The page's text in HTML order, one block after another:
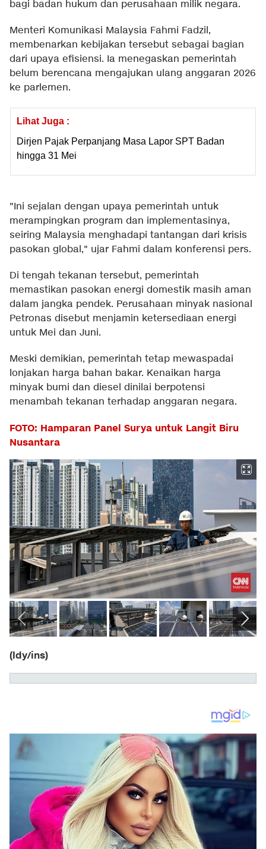
bagi badan hukum dan perusahaan milik negara.
Menteri Komunikasi Malaysia Fahmi Fadzil,
membenarkan kebijakan tersebut sebagai bagian
dari upaya efisiensi. Ia menegaskan pemerintah
belum berencana mengajukan ulang anggaran 2026
ke parlemen.
Lihat Juga :
Dirjen Pajak Perpanjang Masa Lapor SPT Badan
hingga 31 Mei
"Ini sejalan dengan upaya pemerintah untuk
merampingkan program dan implementasinya,
seiring Malaysia menghadapi tantangan dari krisis
pasokan global," ujar Fahmi dalam konferensi pers.
Di tengah tekanan tersebut, pemerintah
memastikan pasokan energi domestik masih aman
dalam jangka pendek. Perusahaan minyak nasional
Petronas disebut menjamin ketersediaan energi
untuk Mei dan Juni.
Meski demikian, pemerintah tetap mewaspadai
lonjakan harga bahan bakar. Kenaikan harga
minyak bumi dan diesel dinilai berpotensi
menambah tekanan terhadap anggaran negara.
FOTO: Hamparan Panel Surya untuk Langit Biru
Nusantara
(ldy/ins)